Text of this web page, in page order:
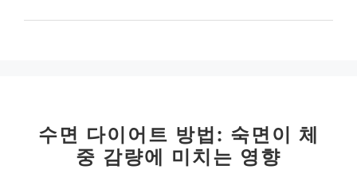
수면 다이어트 방법: 숙면이 체
중 감량에 미치는 영향